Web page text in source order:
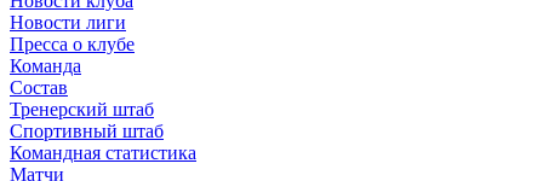
Новости лиги
Пресса о клубе
Команда
Состав
Тренерский штаб
Спортивный штаб
Командная статистика
Матчи